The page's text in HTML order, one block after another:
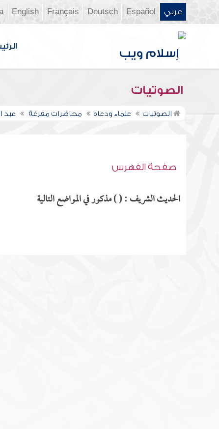
عربي Español
Deutsch
Français
English
الصوتيات
الصوتيات علماء ودعاة محاضرات مفرغة عبد
صفحة الفهرس
الحديث الشريف : ( ) مذكور في المواضع التالية